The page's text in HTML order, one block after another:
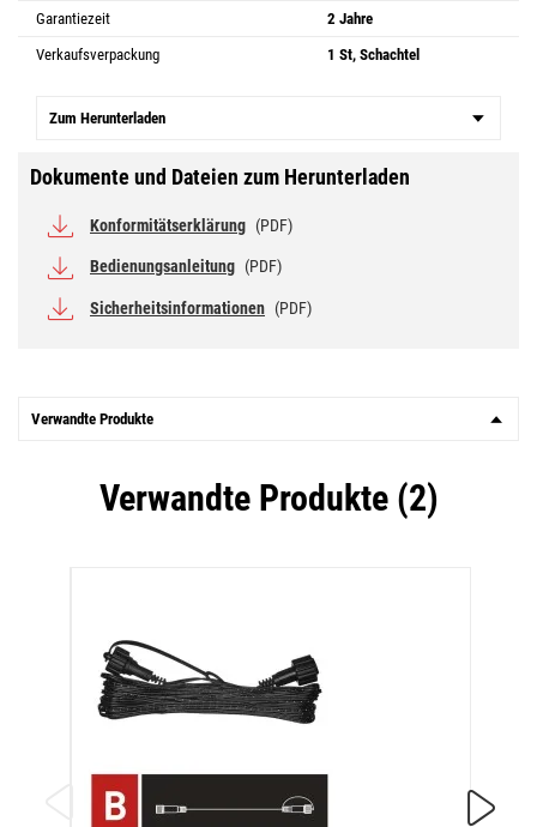
Garantiezeit
2 Jahre
Verkaufsverpackung
1 St, Schachtel
Zum Herunterladen
Dokumente und Dateien zum Herunterladen
Konformitätserklärung (PDF)
Bedienungsanleitung (PDF)
Sicherheitsinformationen (PDF)
Verwandte Produkte
Verwandte Produkte (2)